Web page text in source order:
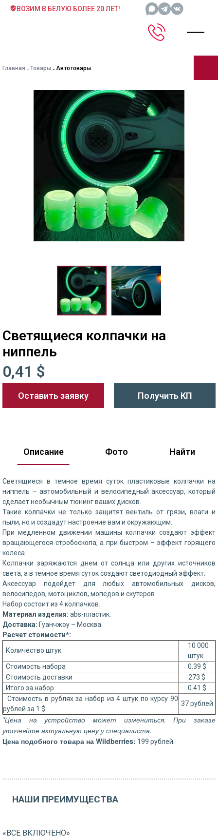
ВОЗИМ В БЕЛУЮ БОЛЕЕ 20 ЛЕТ!
Главная Товары Автотовары
Светящиеся колпачки на
ниппель
0,41 $
Оставить заявку Получить КП
Описание Фото Найти
Светящиеся в темное время суток пластиковые колпачки на
ниппель – автомобильный и велосипедный аксессуар, который
сделает необычным тюнинг ваших дисков.
Такие колпачки не только защитят вентиль от грязи, влаги и
пыли, но и создадут настроение вам и окружающим.
При медленном движении машины колпачки создают эффект
вращающегося стробоскопа, а при быстром – эффект горящего
колеса.
Колпачки заряжаются днем от солнца или других источников
света, а в темное время суток создают светодиодный эффект.
Аксессуар подойдет для любых автомобильных дисков,
велосипедов, мотоциклов, мопедов и скутеров.
Набор состоит из 4 колпачков.
Материал изделия: abs-пластик.
Доставка: Гуанчжоу – Москва.
Расчет стоимости*:
Количество штук
10 000
штук
Стоимость набора
0.39 $
Стоимость доставки
273 $
Итого за набор
0.41 $
Стоимость в рублях за набор из 4 штук по курсу 90
рублей за 1 $
37 рублей
*Цена на устройство может измениться. При заказе
уточняйте актуальную цену у специалиста.
Цена подобного товара на Wildberries: 199 рублей.
НАШИ ПРЕИМУЩЕСТВА
«ВСЕ ВКЛЮЧЕНО»